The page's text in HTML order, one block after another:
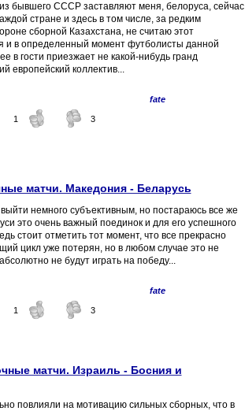
бывшего СССР заставляют меня, белоруса, сейчас
стране и здесь в том числе, за редким
сборной Казахстана, не считаю этот
и в определенный момент футболисты данной
в гости приезжает не какой-нибудь гранд
европейский коллектив...
fate
1 3
матчи. Македония - Беларусь
немного субъективным, но постараюсь все же
это очень важный поединок и для его успешного
стоит отметить тот момент, что все прекрасно
цикл уже потерян, но в любом случае это не
не будут играть на победу...
fate
1 3
матчи. Израиль - Босния и
повлияли на мотивацию сильных сборных, что в